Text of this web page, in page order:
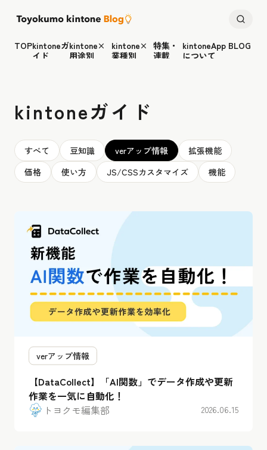
TOPkintoneガ
イド
kintone×
用途別
kintone×
業種別
特集・
連載
kintoneApp BLOG
について
kintoneガイド
すべて 豆知識 verアップ情報
拡張機能
価格
使い方 JS/CSSカスタマイズ 機能
verアップ情報
【DataCollect】「AI関数」でデータ作成や更新
作業を一気に自動化！
トヨクモ編集部
2026.06.15